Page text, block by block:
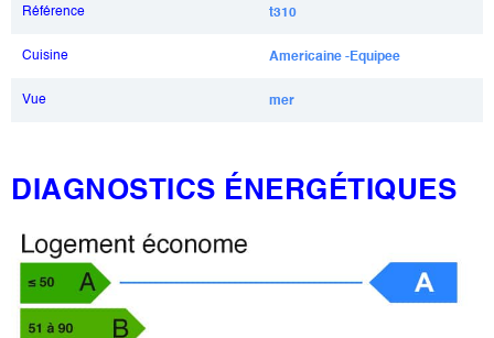
Référence t310
Cuisine Americaine -Equipee
Vue mer
DIAGNOSTICS ÉNERGÉTIQUES